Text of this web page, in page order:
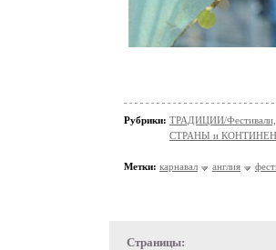
Рубрики: ТРАДИЦИИ/
СТРАНЫ и
Метки: карнавал англия
Страницы: